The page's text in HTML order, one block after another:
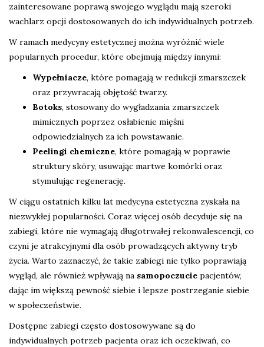
zainteresowane poprawą swojego wyglądu mają szeroki
wachlarz opcji dostosowanych do ich indywidualnych potrzeb.
W ramach medycyny estetycznej można wyróżnić wiele
popularnych procedur, które obejmują między innymi:
Wypełniacze, które pomagają w redukcji zmarszczek
oraz przywracają objętość twarzy.
Botoks, stosowany do wygładzania zmarszczek
mimicznych poprzez osłabienie mięśni
odpowiedzialnych za ich powstawanie.
Peelingi chemiczne, które pomagają w poprawie
struktury skóry, usuwając martwe komórki oraz
stymulując regenerację.
W ciągu ostatnich kilku lat medycyna estetyczna zyskała na
niezwykłej popularności. Coraz więcej osób decyduje się na
zabiegi, które nie wymagają długotrwałej rekonwalescencji, co
czyni je atrakcyjnymi dla osób prowadzących aktywny tryb
życia. Warto zaznaczyć, że takie zabiegi nie tylko poprawiają
wygląd, ale również wpływają na samopoczucie pacjentów,
dając im większą pewność siebie i lepsze postrzeganie siebie
w społeczeństwie.
Dostępne zabiegi często dostosowywane są do
indywidualnych potrzeb pacjenta oraz ich oczekiwań, co